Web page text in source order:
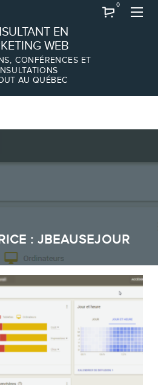
EN
WEB
CONFÉRENCES ET
AU QUÉBEC
0
en ligne
marketing de
et IA (GEO)
:JBEAUSEJOUR